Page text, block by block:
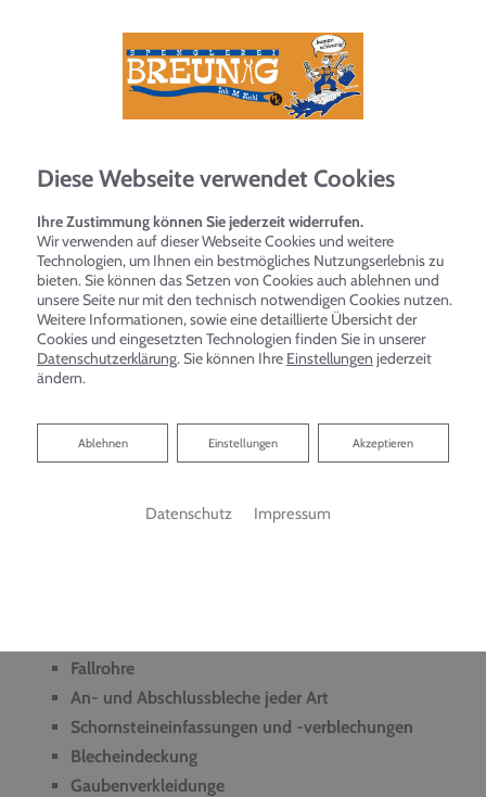
Blech: auf die Verarbeitung
kommt es an
Richtig verarbeitet schaffen
Blech-Arbeiten sind bei jedem Haus zu finden. Dazu zählt
Blecharbeiten sind nach wie vor ein unverzichtbarer
Fallrohre
An- und Abschlussbleche jeder Art
Schornsteineinfassungen und -verblechungen
Blecheindeckung
Gaubenverkleidunge
Diese Webseite verwendet Cookies
Ihre Zustimmung können Sie jederzeit widerrufen.
Wir verwenden auf dieser Webseite Cookies und weitere
Technologien, um Ihnen ein bestmögliches Nutzungserlebnis zu
bieten. Sie können das Setzen von Cookies auch ablehnen und
unsere Seite nur mit den technisch notwendigen Cookies nutzen.
Weitere Informationen, sowie eine detaillierte Übersicht der
Cookies und eingesetzten Technologien finden Sie in unserer
Datenschutzerklärung. Sie können Ihre Einstellungen jederzeit
ändern.
Akzeptieren
Einstellungen
Ablehnen
Ablehnen
Datenschutz Impressum